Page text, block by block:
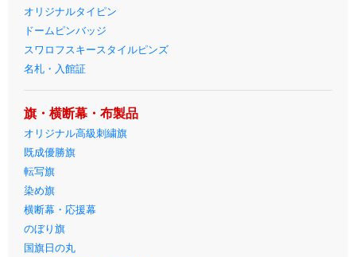
オリジナルタイピン
ドームピンバッジ
スワロフスキースタイルピンズ
名札・入館証
旗・横断幕・布製品
オリジナル高級刺繍旗
既成優勝旗
転写旗
染め旗
横断幕・応援幕
のぼり旗
国旗日の丸